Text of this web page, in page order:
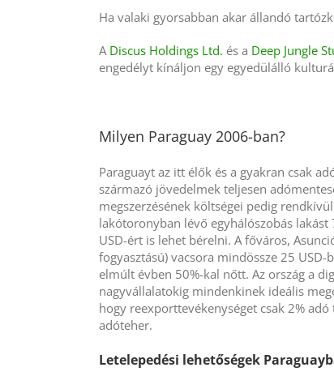
Ha valaki gyorsabban akar állandó
A Discus Holdings Ltd. és a Deep Jungle
engedélyt kínáljon egy egyedülálló
Milyen Paraguay 2006-ban?
Paraguayt az itt élők és a gyakran csak
származó jövedelmek teljesen
megszerzésének költségei pedig
lakótoronyban lévő egyhálószobás
USD-ért is lehet bérelni. A főváros,
fogyasztású) vacsora mindössze 25
elmúlt évben 50%-kal nőtt. Az ország a
nagyvállalatokig mindenkinek ideális
hogy reexporttevékenységet csak 2%
adóteher.
Letelepedési lehetőségek